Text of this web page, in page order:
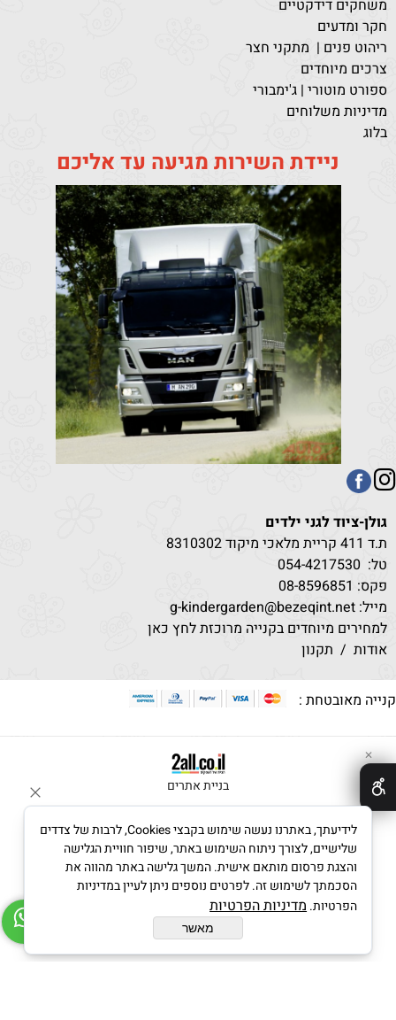
משחקים דידקטיים
חקר ומדעים
ריהוט פנים | מתקני חצר
צרכים מיוחדים
ספורט מוטורי | ג'ימבורי
מדיניות משלוחים
בלוג
ניידת השירות מגיעה עד אליכם
גולן-ציוד לגני ילדים
ת.ד 411 קריית מלאכי מיקוד 8310302
טל:
054-4217530
פקס: 08-8596851
מייל: g-kindergarden@bezeqint.net
למחירים מיוחדים בקנייה מרוכזת לחץ כאן
אודות / תקנון
קנייה מאובטחת :
בניית אתרים
✕
לידיעתך, באתרנו נעשה שימוש בקבצי Cookies, לרבות של צדדים
שלישיים, לצורך ניתוח השימוש באתר, שיפור חוויית הגלישה
והצגת פרסום מותאם אישית. המשך גלישה באתר מהווה את
הסכמתך לשימוש זה. לפרטים נוספים ניתן לעיין במדיניות
הפרטיות.מדיניות הפרטיות
מאשר